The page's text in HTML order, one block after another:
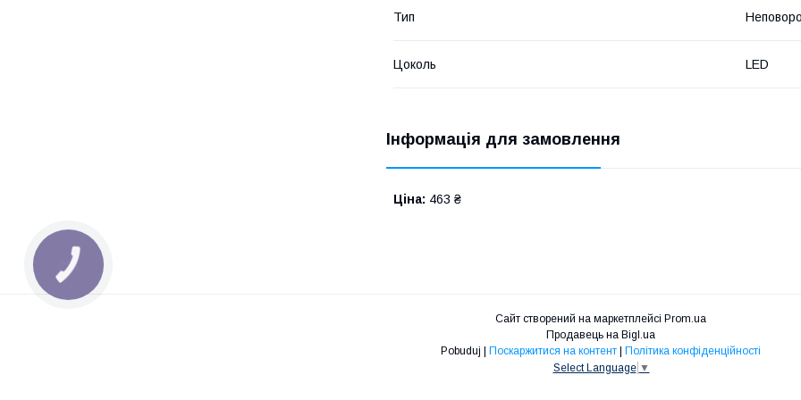
Тип
Цоколь LED
Інформація для замовлення
Ціна: 463 ₴
Сайт створений на маркетплейсі Prom.ua
Продавець на Bigl.ua
Pobuduj | Поскаржитися на контент | Політика конфіденційності
Select Language ▼